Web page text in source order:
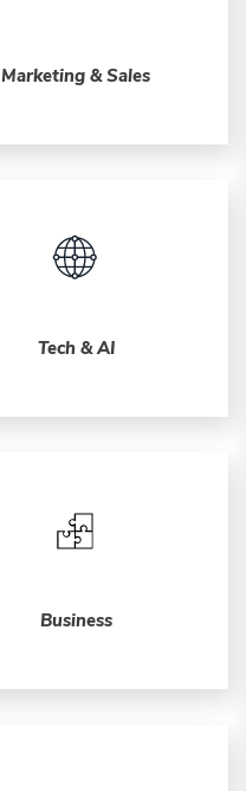
Marketing & Sales
Tech & AI
Business